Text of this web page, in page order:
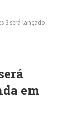
3 será lançado
em